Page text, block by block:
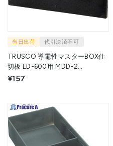
当日出荷 代引決済不可
TRUSCO 導電性マスターBOX仕
切板 ED-600用 MDD-2
¥157